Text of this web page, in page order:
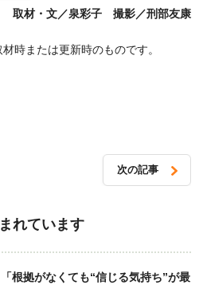
取材・文／泉彩子 撮影／刑部友康
時または更新時のものです。
次の記事
れています
「根拠がなくても“信じる気持ち”が最